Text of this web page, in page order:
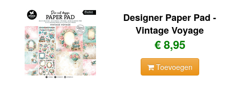
Designer Paper Pad -
Vintage Voyage
€ 8,95
Toevoegen